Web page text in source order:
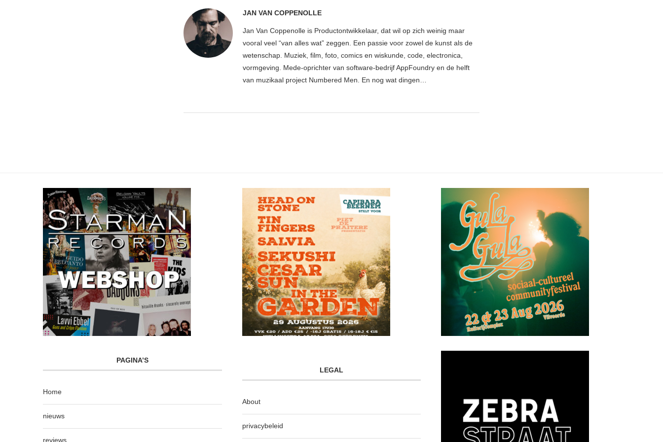
JAN VAN COPPENOLLE
Jan Van Coppenolle is Productontwikkelaar, dat wil op zich weinig maar
vooral veel “van alles wat” zeggen. Een passie voor zowel de kunst als de
wetenschap. Muziek, film, foto, comics en wiskunde, code, electronica,
vormgeving. Mede-oprichter van software-bedrijf AppFoundry en de helft
van muzikaal project Numbered Men. En nog wat dingen…
PAGINA’S
Home
nieuws
reviews
LEGAL
About
privacybeleid